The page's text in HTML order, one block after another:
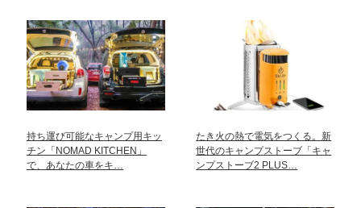
持ち運び可能なキャンプ用キッ
チン「NOMAD KITCHEN」
で、あなたの車をキ…
たき火の熱で電気をつくる。新
世代のキャンプストーブ「キャ
ンプストーブ2 PLUS…